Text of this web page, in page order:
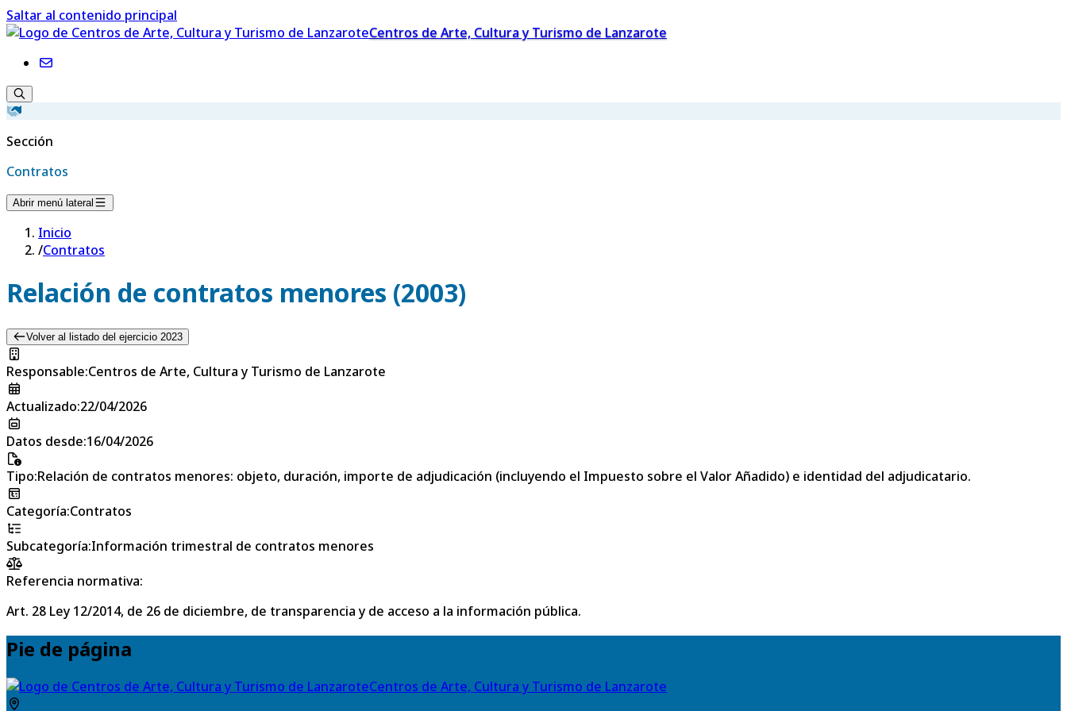
Saltar al contenido principal
Centros de Arte, Cultura y Turismo de Lanzarote
Sección
Contratos
Abrir menú lateral
Inicio
/Contratos
Relación de contratos menores (2003)
Volver al listado del ejercicio 2023
Responsable:Centros de Arte, Cultura y Turismo de Lanzarote
Actualizado:22/04/2026
Datos desde:16/04/2026
Tipo:Relación de contratos menores: objeto, duración, importe de adjudicación (incluyendo el Impuesto sobre el Valor Añadido) e identidad del adjudicatario.
Categoría:Contratos
Subcategoría:Información trimestral de contratos menores
Referencia normativa:
Art. 28 Ley 12/2014, de 26 de diciembre, de transparencia y de acceso a la información pública.
Pie de página
Centros de Arte, Cultura y Turismo de Lanzarote